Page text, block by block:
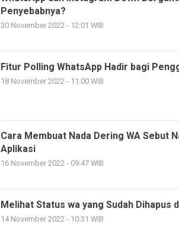
Penyebabnya?
30 November 2022 - 12:01 WIB
Fitur Polling WhatsApp Hadir bagi
18 November 2022 - 11:00 WIB
Cara Membuat Nada Dering WA Sebut
Aplikasi
16 November 2022 - 09:47 WIB
Melihat Status wa yang Sudah Dihapus
14 November 2022 - 10:31 WIB